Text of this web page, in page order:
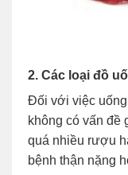
2. Các loại đồ
Đối với việc
không có vấn đề
quá nhiều rượu
bệnh thận nặng